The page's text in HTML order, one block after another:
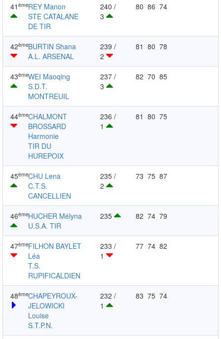
41 èmeREY Manon
STE CATALANE
DE TIR
240 /
3
80 86 74
42èmeBURTIN Shana
A.L. ARSENAL
239 /
2
81 80 78
43èmeWEI Maoqing
S.D.T.
MONTREUIL
237 /
3
82 70 85
44èmeCHALMONT
BROSSARD
Harmonie
TIR DU
HUREPOIX
236 /
1
81 80 75
45èmeCHU Lena
C.T.S.
CANCELLIEN
235 /
2
73 75 87
46èmeHUCHER Mélyna
U.S.A. TIR
235 82 74 79
47èmeFILHON BAYLET
Léa
T.S.
RUPIFICALDIEN
233 /
1
77 74 82
48èmeCHAPEYROUX-
JELOWICKI
Louise
S.T.P.N.
232 /
1
83 75 74